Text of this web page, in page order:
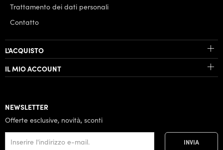
Trattamento dei dati personali
Contatto
L'ACQUISTO
IL MIO ACCOUNT
NEWSLETTER
Offerte esclusive, novità, sconti